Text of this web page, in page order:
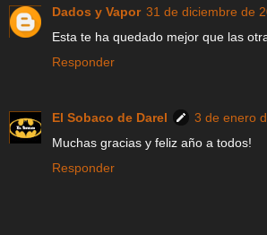
Dados y Vapor 31 de diciembre de
Esta te ha quedado mejor que las
Responder
El Sobaco de Darel
3 de enero
Muchas gracias y feliz año a todos!
Responder